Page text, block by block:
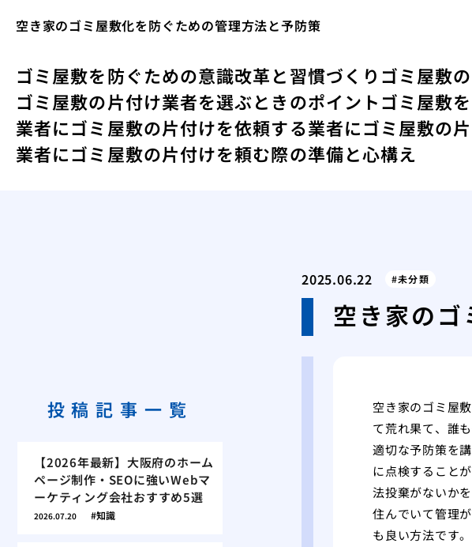
空き家のゴミ屋敷化を防ぐための管理方法と予防策
ゴミ屋敷を防ぐための意識改革と習慣づくり ゴミ屋敷
ゴミ屋敷の片付け業者を選ぶときのポイントゴミ屋敷
業者にゴミ屋敷の片付けを依頼する業者にゴミ屋敷の
業者にゴミ屋敷の片付けを頼む際の準備と心構え
2025.06.22 未分類
空き家の
空き家のゴミ屋
て荒れ果て、誰
適切な予防策を
に点検すること
法投棄がないか
住んでいて管理
も良い方法です
投稿記事一覧
【2026年最新】大阪府のホーム
ページ制作・SEOに強いWebマ
ーケティング会社おすすめ5選
2026.07.20 知識